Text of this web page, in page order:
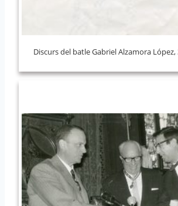
Discurs del batle Gabriel Alzamora López,